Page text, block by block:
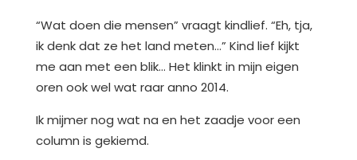
“Wat doen die mensen” vraagt kindlief. “Eh, tja,
ik denk dat ze het land meten…” Kind lief kijkt
me aan met een blik… Het klinkt in mijn eigen
oren ook wel wat raar anno 2014.
Ik mijmer nog wat na en het zaadje voor een
column is gekiemd.